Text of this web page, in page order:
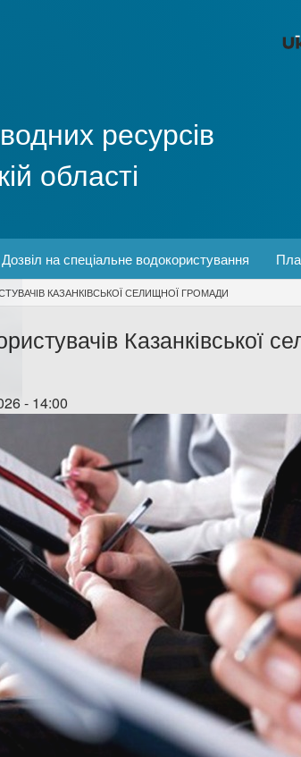
ресурсів
області
інформації
Дозвіл на спеціальне водокористування
КАЗАНКІВСЬКОЇ СЕЛИЩНОЇ ГРОМАДИ
Казанківської
- 14:00